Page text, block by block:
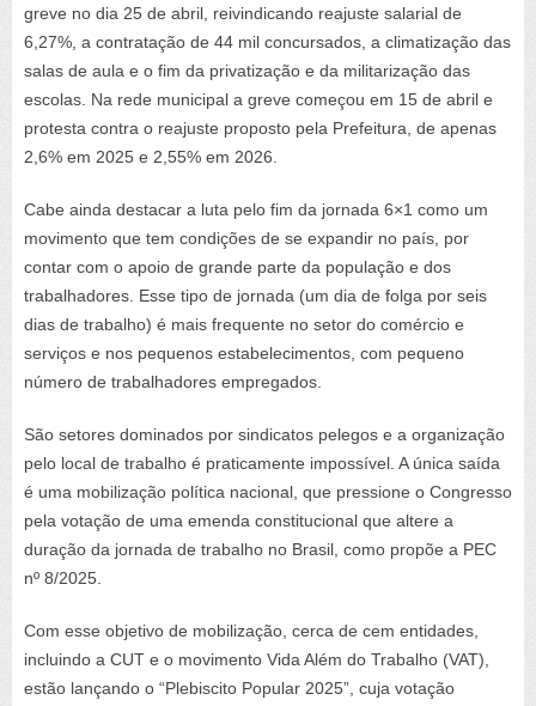
greve no dia 25 de abril, reivindicando reajuste salarial de
6,27%, a contratação de 44 mil concursados, a climatização das
salas de aula e o fim da privatização e da militarização das
escolas. Na rede municipal a greve começou em 15 de abril e
protesta contra o reajuste proposto pela Prefeitura, de apenas
2,6% em 2025 e 2,55% em 2026.
Cabe ainda destacar a luta pelo fim da jornada 6×1 como um
movimento que tem condições de se expandir no país, por
contar com o apoio de grande parte da população e dos
trabalhadores. Esse tipo de jornada (um dia de folga por seis
dias de trabalho) é mais frequente no setor do comércio e
serviços e nos pequenos estabelecimentos, com pequeno
número de trabalhadores empregados.
São setores dominados por sindicatos pelegos e a organização
pelo local de trabalho é praticamente impossível. A única saída
é uma mobilização política nacional, que pressione o Congresso
pela votação de uma emenda constitucional que altere a
duração da jornada de trabalho no Brasil, como propõe a PEC
nº 8/2025.
Com esse objetivo de mobilização, cerca de cem entidades,
incluindo a CUT e o movimento Vida Além do Trabalho (VAT),
estão lançando o “Plebiscito Popular 2025”, cuja votação